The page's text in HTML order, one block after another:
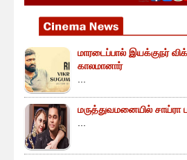
மாரடைப்பால் இயக்குநர்
காலமானார்
...
மருத்துவமனையில் சாய்ரா
...